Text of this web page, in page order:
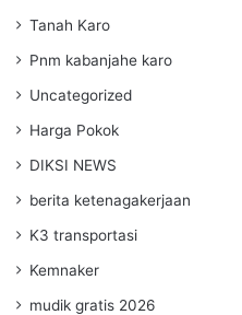
Tanah Karo
Pnm kabanjahe karo
Uncategorized
Harga Pokok
DIKSI NEWS
berita ketenagakerjaan
K3 transportasi
Kemnaker
mudik gratis 2026